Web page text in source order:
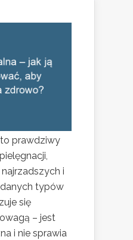
prawdziwy
i
typów
się
– jest
i nie sprawia